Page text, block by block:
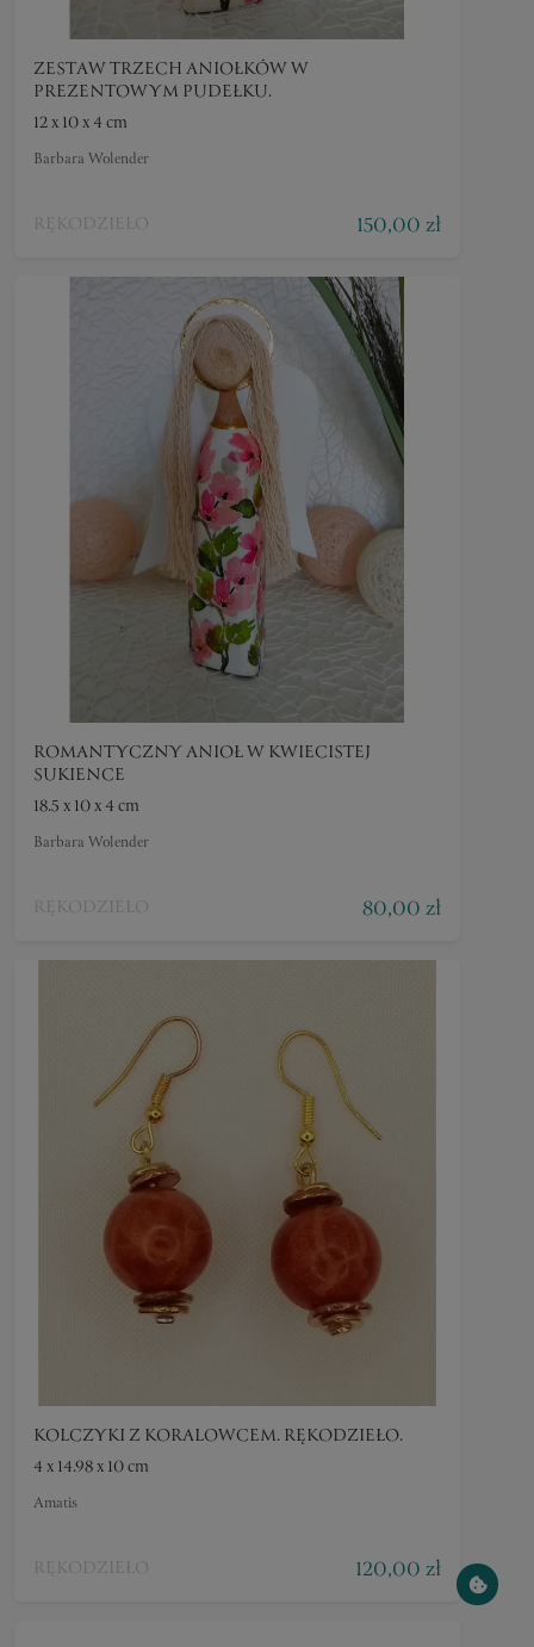
ZESTAW TRZECH ANIOŁKÓW W
PREZENTOWYM PUDEŁKU.
12 x 10 x 4 cm
Barbara Wolender
RĘKODZIEŁO 150,00 zł
ROMANTYCZNY ANIOŁ W KWIECISTEJ
SUKIENCE
18.5 x 10 x 4 cm
Barbara Wolender
RĘKODZIEŁO 80,00 zł
KOLCZYKI Z KORALOWCEM. RĘKODZIEŁO.
4 x 14.98 x 10 cm
Amatis
RĘKODZIEŁO 120,00 zł